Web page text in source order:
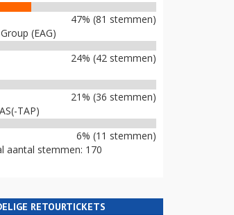
47% (81 stemmen)
(EAG)
24% (42 stemmen)
21% (36 stemmen)
TAP)
6% (11 stemmen)
aantal stemmen: 170
RETOURTICKETS